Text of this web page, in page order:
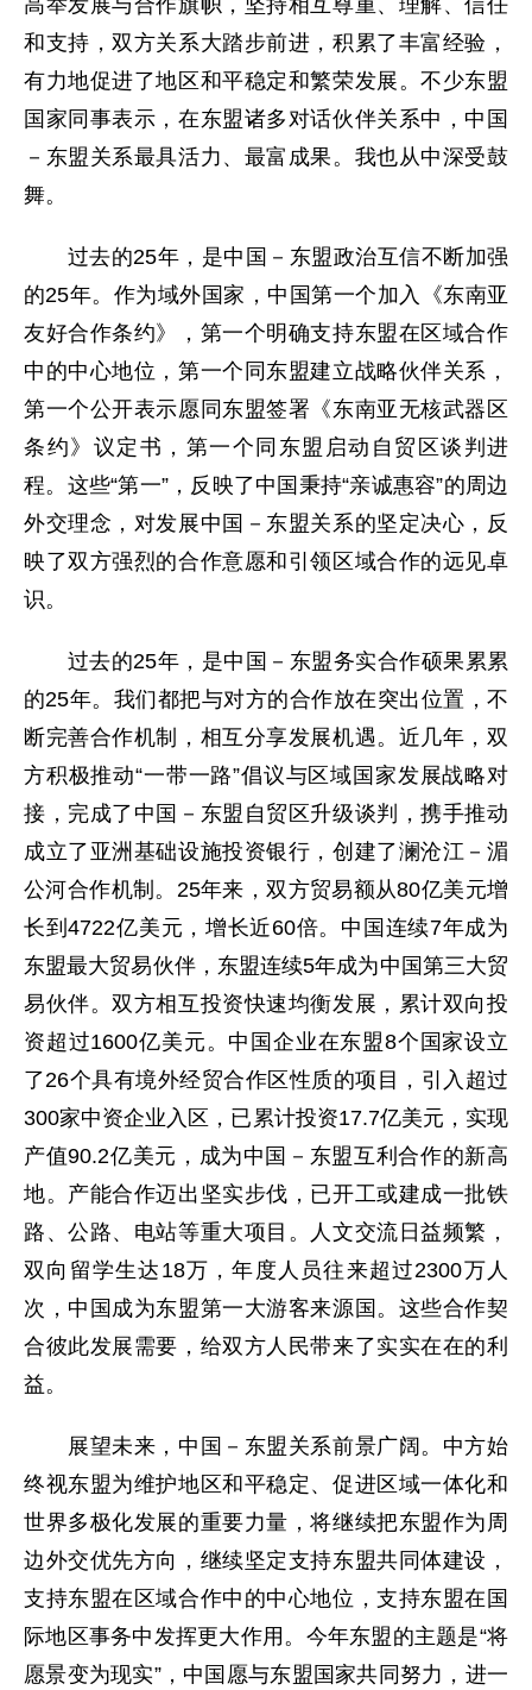
高举发展与合作旗帜，坚持相互尊重、理解、信任
和支持，双方关系大踏步前进，积累了丰富经验，
有力地促进了地区和平稳定和繁荣发展。不少东盟
国家同事表示，在东盟诸多对话伙伴关系中，中国
－东盟关系最具活力、最富成果。我也从中深受鼓
舞。
过去的25年，是中国－东盟政治互信不断加强
的25年。作为域外国家，中国第一个加入《东南亚
友好合作条约》，第一个明确支持东盟在区域合作
中的中心地位，第一个同东盟建立战略伙伴关系，
第一个公开表示愿同东盟签署《东南亚无核武器区
条约》议定书，第一个同东盟启动自贸区谈判进
程。这些“第一”，反映了中国秉持“亲诚惠容”的周边
外交理念，对发展中国－东盟关系的坚定决心，反
映了双方强烈的合作意愿和引领区域合作的远见卓
识。
过去的25年，是中国－东盟务实合作硕果累累
的25年。我们都把与对方的合作放在突出位置，不
断完善合作机制，相互分享发展机遇。近几年，双
方积极推动“一带一路”倡议与区域国家发展战略对
接，完成了中国－东盟自贸区升级谈判，携手推动
成立了亚洲基础设施投资银行，创建了澜沧江－湄
公河合作机制。25年来，双方贸易额从80亿美元增
长到4722亿美元，增长近60倍。中国连续7年成为
东盟最大贸易伙伴，东盟连续5年成为中国第三大贸
易伙伴。双方相互投资快速均衡发展，累计双向投
资超过1600亿美元。中国企业在东盟8个国家设立
了26个具有境外经贸合作区性质的项目，引入超过
300家中资企业入区，已累计投资17.7亿美元，实现
产值90.2亿美元，成为中国－东盟互利合作的新高
地。产能合作迈出坚实步伐，已开工或建成一批铁
路、公路、电站等重大项目。人文交流日益频繁，
双向留学生达18万，年度人员往来超过2300万人
次，中国成为东盟第一大游客来源国。这些合作契
合彼此发展需要，给双方人民带来了实实在在的利
益。
展望未来，中国－东盟关系前景广阔。中方始
终视东盟为维护地区和平稳定、促进区域一体化和
世界多极化发展的重要力量，将继续把东盟作为周
边外交优先方向，继续坚定支持东盟共同体建设，
支持东盟在区域合作中的中心地位，支持东盟在国
际地区事务中发挥更大作用。今年东盟的主题是“将
愿景变为现实”，中国愿与东盟国家共同努力，进一